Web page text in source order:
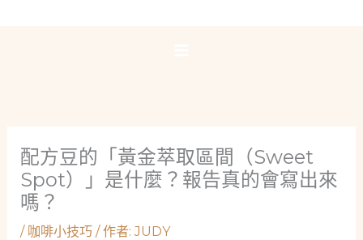
配方豆的「黃金萃取區間（Sweet
Spot）」是什麼？報告真的會寫出來
嗎？
/ 咖啡小技巧/ 作者:JUDY